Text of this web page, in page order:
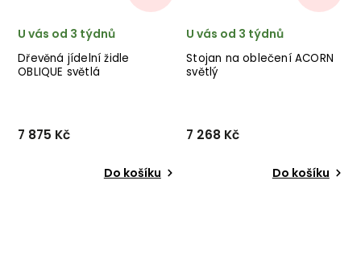
Dřevěná jídelní židle
OBLIQUE světlá
U vás od 3 týdnů
7 875 Kč
Do košíku
Stojan na oblečení ACORN
světlý
U vás od 3 týdnů
7 268 Kč
Do košíku